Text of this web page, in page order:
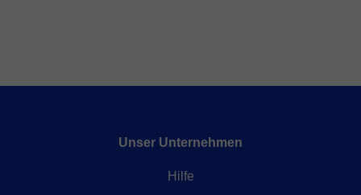
Unser Unternehmen
Hilfe